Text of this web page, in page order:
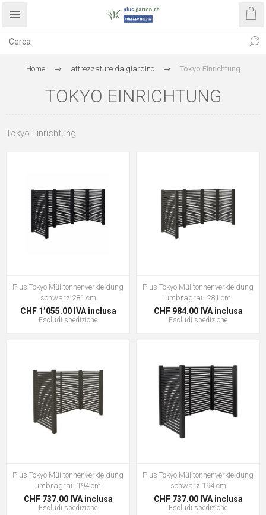
Home attrezzature da giardino Tokyo Einrichtung
TOKYO EINRICHTUNG
Tokyo Einrichtung
Plus Tokyo Mülltonnenverkleidung
schwarz 281 cm
CHF 1’055.00 IVA inclusa
Escludi spedizione
Plus Tokyo Mülltonnenverkleidung
umbragrau 281 cm
CHF 984.00 IVA inclusa
Escludi spedizione
Plus Tokyo Mülltonnenverkleidung
umbragrau 194 cm
CHF 737.00 IVA inclusa
Escludi spedizione
Plus Tokyo Mülltonnenverkleidung
schwarz 194 cm
CHF 737.00 IVA inclusa
Escludi spedizione